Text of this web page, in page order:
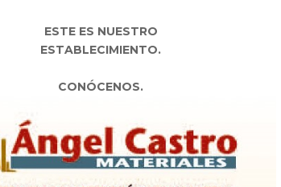
ESTE ES NUESTRO
ESTABLECIMIENTO.
CONÓCENOS.